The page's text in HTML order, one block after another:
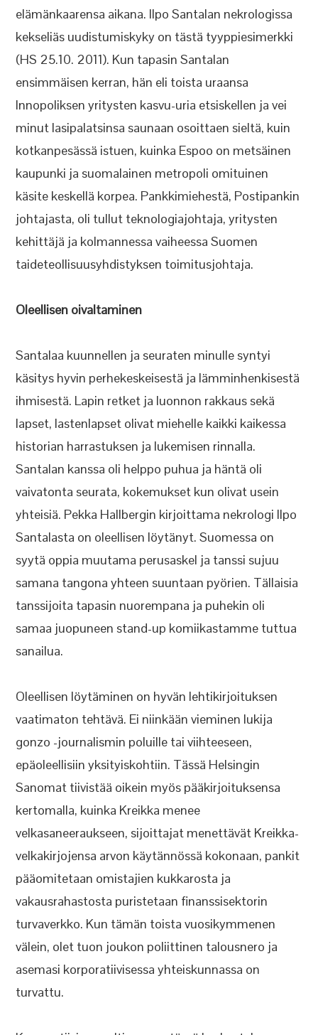
elämänkaarensa aikana. Ilpo Santalan nekrologissa
kekseliäs uudistumiskyky on tästä tyyppiesimerkki
(HS 25.10. 2011). Kun tapasin Santalan
ensimmäisen kerran, hän eli toista uraansa
Innopoliksen yritysten kasvu-uria etsiskellen ja vei
minut lasipalatsinsa saunaan osoittaen sieltä, kuin
kotkanpesässä istuen, kuinka Espoo on metsäinen
kaupunki ja suomalainen metropoli omituinen
käsite keskellä korpea. Pankkimiehestä, Postipankin
johtajasta, oli tullut teknologiajohtaja, yritysten
kehittäjä ja kolmannessa vaiheessa Suomen
taideteollisuusyhdistyksen toimitusjohtaja.
Oleellisen oivaltaminen
Santalaa kuunnellen ja seuraten minulle syntyi
käsitys hyvin perhekeskeisestä ja lämminhenkisestä
ihmisestä. Lapin retket ja luonnon rakkaus sekä
lapset, lastenlapset olivat miehelle kaikki kaikessa
historian harrastuksen ja lukemisen rinnalla.
Santalan kanssa oli helppo puhua ja häntä oli
vaivatonta seurata, kokemukset kun olivat usein
yhteisiä. Pekka Hallbergin kirjoittama nekrologi Ilpo
Santalasta on oleellisen löytänyt. Suomessa on
syytä oppia muutama perusaskel ja tanssi sujuu
samana tangona yhteen suuntaan pyörien. Tällaisia
tanssijoita tapasin nuorempana ja puhekin oli
samaa juopuneen stand-up komiikastamme tuttua
sanailua.
Oleellisen löytäminen on hyvän lehtikirjoituksen
vaatimaton tehtävä. Ei niinkään vieminen lukija
gonzo -journalismin poluille tai viihteeseen,
epäoleellisiin yksityiskohtiin. Tässä Helsingin
Sanomat tiivistää oikein myös pääkirjoituksensa
kertomalla, kuinka Kreikka menee
velkasaneeraukseen, sijoittajat menettävät Kreikka-
velkakirjojensa arvon käytännössä kokonaan, pankit
pääomitetaan omistajien kukkarosta ja
vakausrahastosta puristetaan finanssisektorin
turvaverkko. Kun tämän toista vuosikymmenen
välein, olet tuon joukon poliittinen talousnero ja
asemasi korporatiivisessa yhteiskunnassa on
turvattu.